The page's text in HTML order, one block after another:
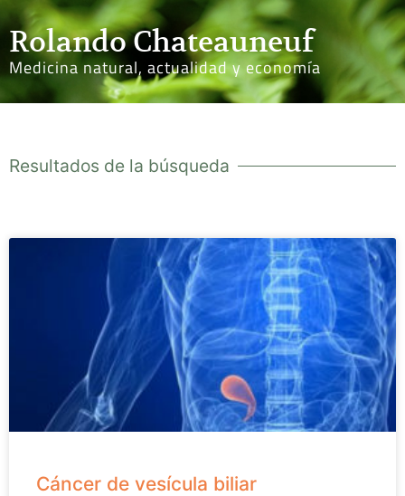
Rolando Chateauneuf
Medicina natural, actualidad y economía
Resultados de la búsqueda
Cáncer de vesícula biliar